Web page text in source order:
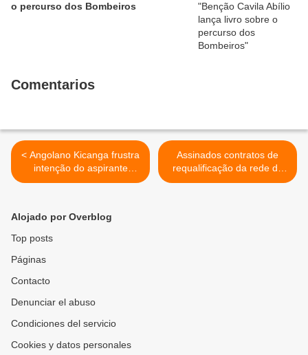
o percurso dos Bombeiros
Comentarios
< Angolano Kicanga frustra
intenção do aspirante
romeno ao cinturão da UBC
Assinados contratos de
requalificação da rede de
água da cidade do Uíge >
Alojado por Overblog
Top posts
Páginas
Contacto
Denunciar el abuso
Condiciones del servicio
Cookies y datos personales